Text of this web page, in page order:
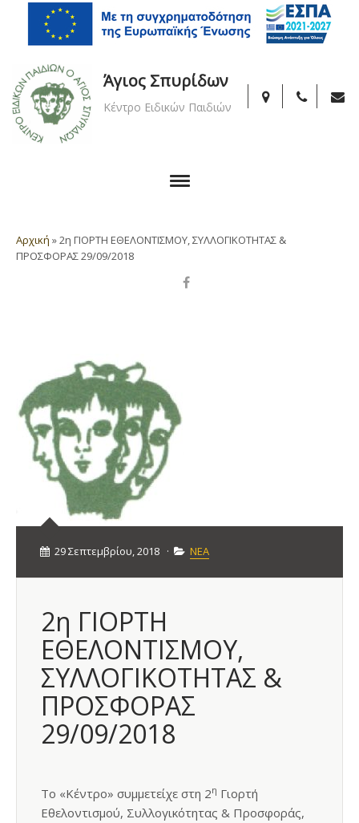
Άγιος Σπυρίδων
Κέντρο Ειδικών Παιδιών
Αρχική »2η ΓΙΟΡΤΗ ΕΘΕΛΟΝΤΙΣΜΟΥ, ΣΥΛΛΟΓΙΚΟΤΗΤΑΣ &
ΠΡΟΣΦΟΡΑΣ 29/09/2018
29 Σεπτεμβρίου, 2018 · ΝΕΑ
2η ΓΙΟΡΤΗ
ΕΘΕΛΟΝΤΙΣΜΟΥ,
ΣΥΛΛΟΓΙΚΟΤΗΤΑΣ &
ΠΡΟΣΦΟΡΑΣ
29/09/2018
Το «Κέντρο» συμμετείχε στη 2η Γιορτή
Εθελοντισμού, Συλλογικότητας & Προσφοράς,